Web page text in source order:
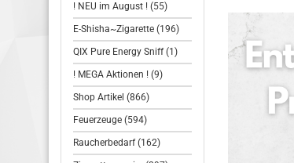
! NEU im August ! (55)
E-Shisha~Zigarette (196)
QIX Pure Energy Sniff (1)
! MEGA Aktionen ! (9)
Shop Artikel (866)
Feuerzeuge (594)
Raucherbedarf (162)